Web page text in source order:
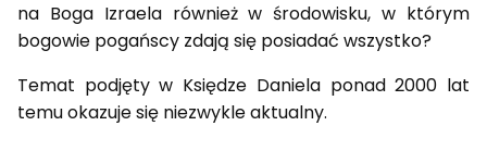
na Boga Izraela również w środowisku, w którym
bogowie pogańscy zdają się posiadać wszystko?
Temat podjęty w Księdze Daniela ponad 2000 lat
temu okazuje się niezwykle aktualny.